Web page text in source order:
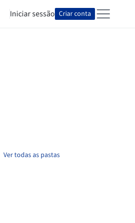
Iniciar sessão Criar conta
Ver todas as pastas